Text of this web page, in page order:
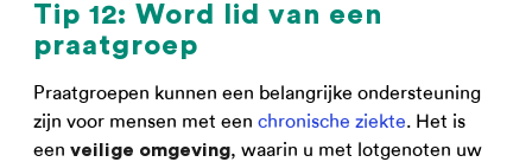
Tip 12: Word lid van een
praatgroep
Praatgroepen kunnen een belangrijke ondersteuning
zijn voor mensen met een chronische ziekte. Het is
een veilige omgeving, waarin u met lotgenoten uw